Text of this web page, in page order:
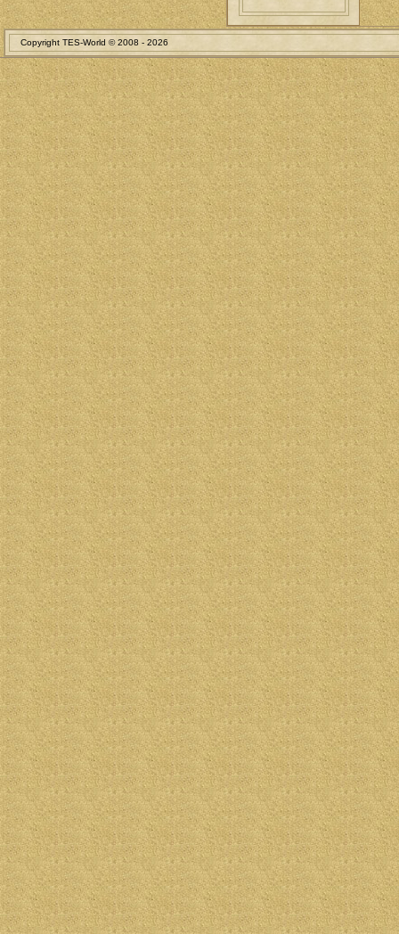
Copyright TES-World © 2008 - 2026